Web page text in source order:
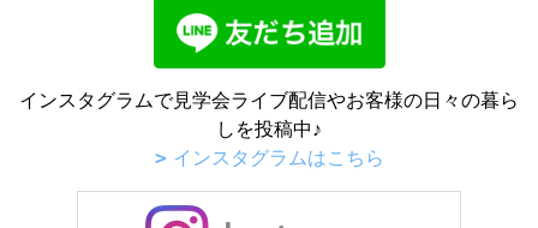
インスタグラムで見学会ライブ配信やお客様の日々の暮ら
しを投稿中♪
インスタグラムはこちら